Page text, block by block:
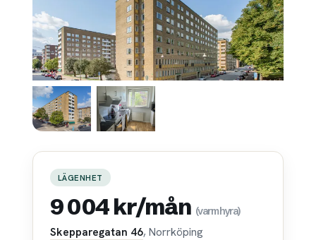
LÄGENHET
9 004 kr/mån (varmhyra)
Skepparegatan 46, Norrköping